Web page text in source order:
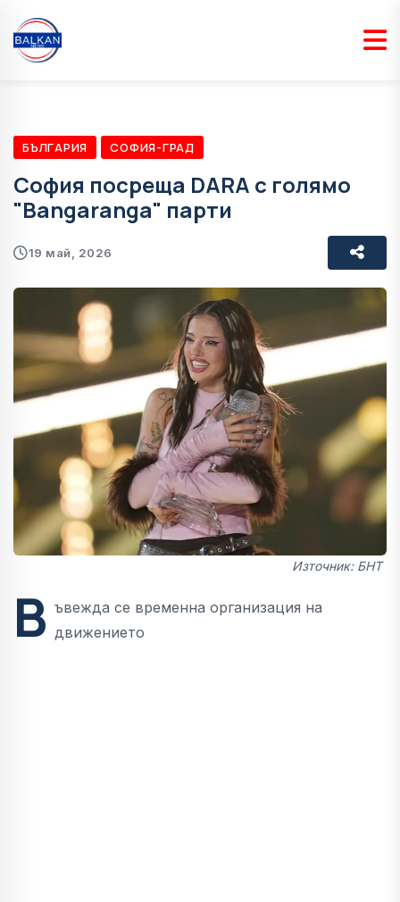
БЪЛГАРИЯ СОФИЯ-ГРАД
София посреща DARA с голямо
"Bangaranga" парти
19 май, 2026
Източник: БНТ
В ъвежда се временна организация на
движението